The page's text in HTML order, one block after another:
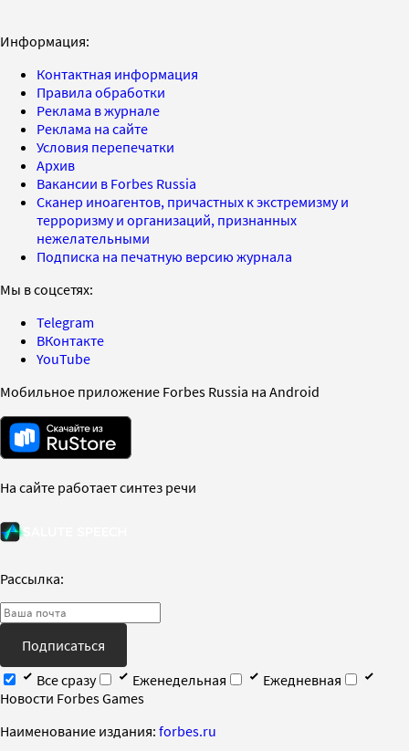
Информация:
Контактная информация
Правила обработки
Реклама в журнале
Реклама на сайте
Условия перепечатки
Архив
Вакансии в Forbes Russia
Сканер иноагентов, причастных к экстремизму и
терроризму и организаций, признанных
нежелательными
Подписка на печатную версию журнала
Мы в соцсетях:
Telegram
ВКонтакте
YouTube
Мобильное приложение Forbes Russia на Android
На сайте работает синтез речи
Рассылка:
Подписаться
Все сразу
Еженедельная
Ежедневная
Новости Forbes Games
Наименование издания: forbes.ru